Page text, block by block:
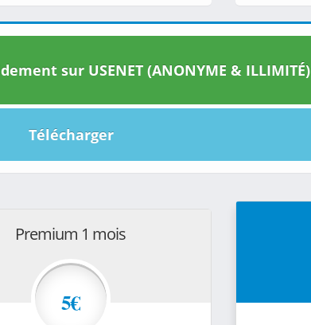
sur USENET (ANONYME & ILLIMITÉ)
Télécharger
Premium 1 mois
5€